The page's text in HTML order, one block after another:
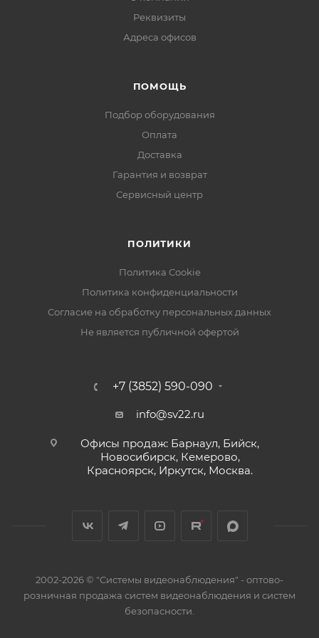
систему с интеркомом между ними.
Потребляемая мощность: Не более 4,5Вт, 0,45Вт
Подключение вызывных панелей: 1 вход для
подключения панели, 4 проводное подключение
Подключение дополнительных устройств:
Поддержка до 5 дополнительных устройств
Габаритные размеры: 138 х 90 х 15 мм (без
Реквизиты
Адреса офисов
ПОМОЩЬ
Подбор оборудования
Оплата
Доставка
Гарантия и возврат
Сервисный центр
ПОЛИТИКИ
Политика Cookie
Политика конфиденциальности
Согласие на обработку персональных данных
Не является публичной офертой
+7 (3852) 590-090
info@sv22.ru
Офисы продаж: Барнаул, Бийск,
Новосибирск, Кемерово,
Красноярск, Иркутск, Москва.
2002-2026 © "Системы видеонаблюдения" - оптово-
розничная продажа систем видеонаблюдения и систем
безопасности.